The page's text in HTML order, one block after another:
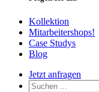
Kollektion
Mitarbeitershops!
Case Studys
Blog
Jetzt anfragen